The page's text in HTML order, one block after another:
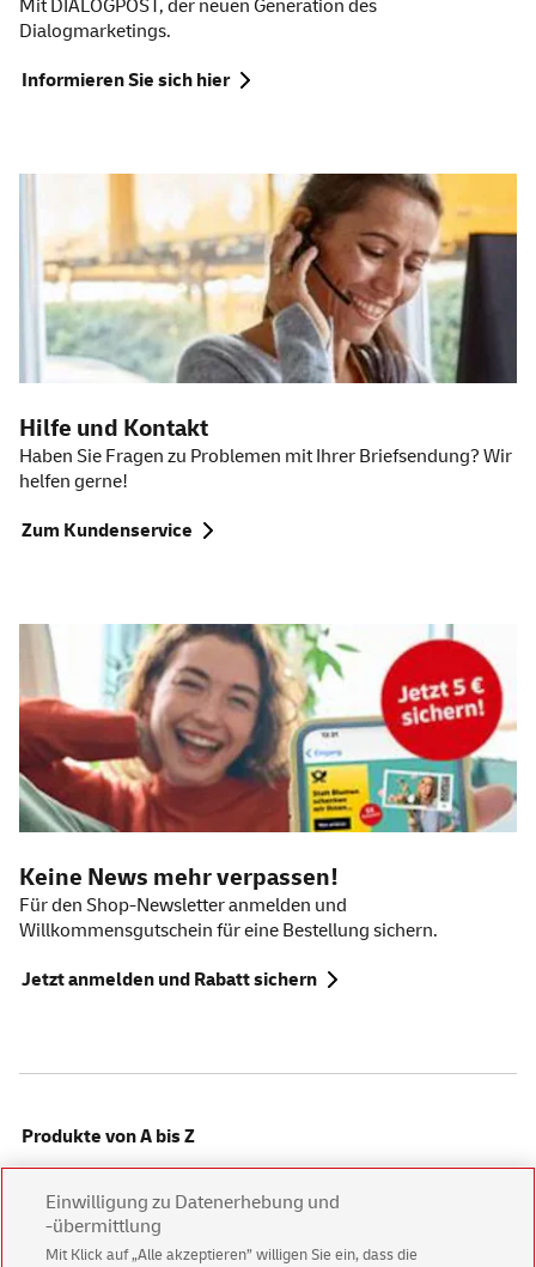
Mit DIALOGPOST, der neuen Generation des
Dialogmarketings.
Informieren Sie sich hier
Hilfe und Kontakt
Haben Sie Fragen zu Problemen mit Ihrer Briefsendung? Wir
helfen gerne!
Zum Kundenservice
Keine News mehr verpassen!
Für den Shop-Newsletteranmelden und
Willkommensgutschein für eine Bestellung sichern.
Jetzt anmelden und Rabatt sichern
Produkte von A bis Z
Alles für Privatkunden
Einwilligung zu Datenerhebung und
-übermittlung
Mit Klick auf „Alle akzeptieren” willigen Sie ein, dass die